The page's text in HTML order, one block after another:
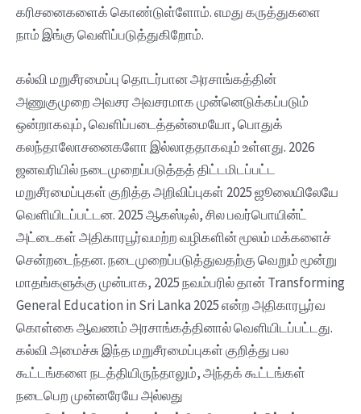
கரிசனைகளைக் கொண்டுள்ளோம். எமது கருத்துகளை
நாம் இங்கு வெளிப்படுத்துகிறோம்.
கல்வி மறுசீரமைப்பு தொடர்பான அரசாங்கத்தின்
அணுகுமுறை அவசர அவசரமாக முன்னெடுக்கப்படும்
ஒன்றாகவும், வெளிப்படைத்தன்மையோ, பொதுக்
கலந்தாலோசனைகளோ இல்லாததாகவும் உள்ளது. 2026
ஜனவரியில் நடைமுறைப்படுத்தத் திட்டமிடப்பட்ட
மறுசீரமைப்புகள் குறித்த அறிவிப்புகள் 2025 ஜூலையிலேயே
வெளியிடப்பட்டன. 2025 ஆகஸ்டில், சில பவர்பொயின்ட்
அட்டைகள் அதிகாரபூர்வமற்ற வழிகளின் மூலம் மக்களைச்
சென்றடைந்தன‌. நடைமுறைப்படுத்துவதற்கு வெறும் மூன்று
மாதங்களுக்கு முன்பாக, 2025 நவம்பரில் தான் Transforming
General Education in Sri Lanka 2025 என்ற அதிகாரபூர்வ
கொள்கை ஆவணம் அரசாங்கத்தினால் வெளியிடப்பட்டது.
கல்வி அமைச்சு இந்த மறுசீரமைப்புகள் குறித்து பல
கூட்டங்களை நடத்தியிருந்தாலும், அந்தக் கூட்டங்கள்
நடைபெற முன்னரேயே அல்லது